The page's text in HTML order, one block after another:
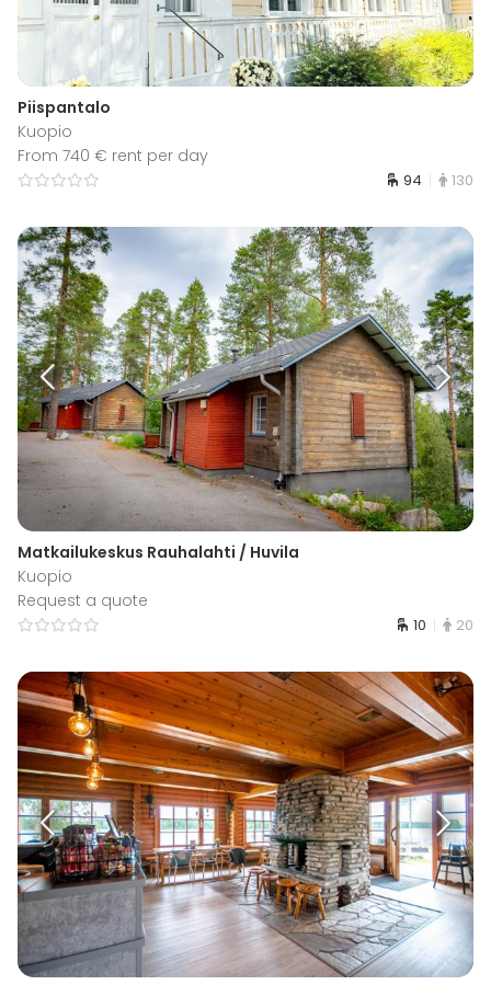
Piispantalo
Kuopio
From 740 € rent per day
94 130
Matkailukeskus Rauhalahti / Huvila
Kuopio
Request a quote
10 20